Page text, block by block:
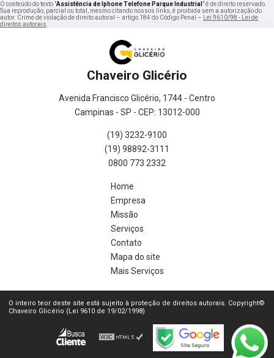
O conteúdo do texto "Assistência de Iphone Telefone Parque Industrial " é de direito reservado.
Sua reprodução, parcial ou total, mesmo citando nossos links, é proibida sem a autorização do
autor. Crime de violação de direito autoral – artigo 184 do Código Penal – Lei 9610/98 - Lei de
direitos autorais.
Chaveiro Glicério
Avenida Francisco Glicério, 1744 - Centro
Campinas - SP - CEP: 13012-000
(19) 3232-9100
(19) 98892-3111
0800 773 2332
Home
Empresa
Missão
Serviços
Contato
Mapa do site
Mais Serviços
O inteiro teor deste site está sujeito à proteção de direitos autorais. Copyright©
Chaveiro Glicério (Lei 9610 de 19/02/1998)